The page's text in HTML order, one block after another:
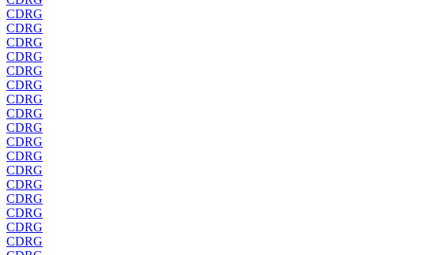
CDRG
CDRG
CDRG
CDRG
CDRG
CDRG
CDRG
CDRG
CDRG
CDRG
CDRG
CDRG
CDRG
CDRG
CDRG
CDRG
CDRG